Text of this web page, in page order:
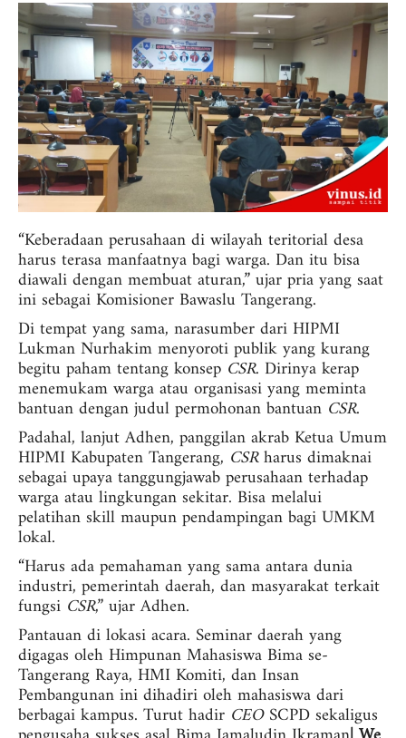
“Keberadaan perusahaan di wilayah teritorial desa
harus terasa manfaatnya bagi warga. Dan itu bisa
diawali dengan membuat aturan,” ujar pria yang saat
ini sebagai Komisioner Bawaslu Tangerang.
Di tempat yang sama, narasumber dari HIPMI
Lukman Nurhakim menyoroti publik yang kurang
begitu paham tentang konsep CSR. Dirinya kerap
menemukam warga atau organisasi yang meminta
bantuan dengan judul permohonan bantuan CSR.
Padahal, lanjut Adhen, panggilan akrab Ketua Umum
HIPMI Kabupaten Tangerang, CSRharus dimaknai
sebagai upaya tanggungjawab perusahaan terhadap
warga atau lingkungan sekitar. Bisa melalui
pelatihan skill maupun pendampingan bagi UMKM
lokal.
“Harus ada pemahaman yang sama antara dunia
industri, pemerintah daerah, dan masyarakat terkait
fungsi CSR,” ujar Adhen.
Pantauan di lokasi acara. Seminar daerah yang
digagas oleh Himpunan Mahasiswa Bima se-
Tangerang Raya, HMI Komiti, dan Insan
Pembangunan ini dihadiri oleh mahasiswa dari
berbagai kampus. Turut hadir CEOSCPD sekaligus